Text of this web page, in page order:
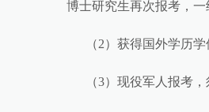
博士研究生再次报考，一
（2）获得国外学历
（3）现役军人报考